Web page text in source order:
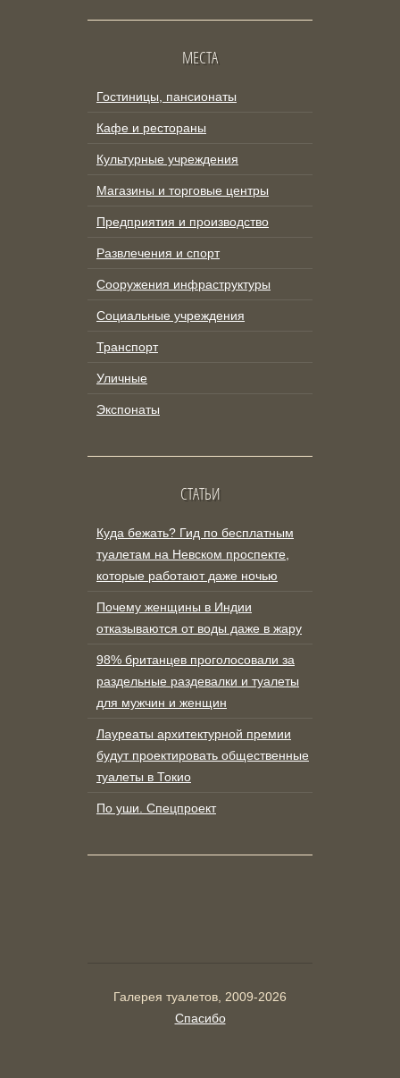
МЕСТА
Гостиницы, пансионаты
Кафе и рестораны
Культурные учреждения
Магазины и торговые центры
Предприятия и производство
Развлечения и спорт
Сооружения инфраструктуры
Социальные учреждения
Транспорт
Уличные
Экспонаты
СТАТЬИ
Куда бежать? Гид по бесплатным
туалетам на Невском проспекте,
которые работают даже ночью
Почему женщины в Индии
отказываются от воды даже в жару
98% британцев проголосовали за
раздельные раздевалки и туалеты
для мужчин и женщин
Лауреаты архитектурной премии
будут проектировать общественные
туалеты в Токио
По уши. Спецпроект
Галерея туалетов, 2009-2026
Спасибо